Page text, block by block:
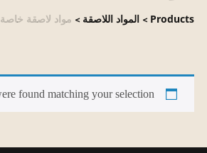
Products
> المواد اللاصقة > مواد لاصقة خاصة
found matching your selection.